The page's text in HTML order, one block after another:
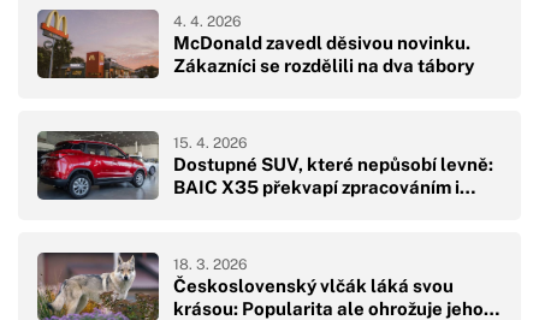
McDonald zavedl děsivou novinku.
Zákazníci se rozdělili na dva tábory
4. 4. 2026
Dostupné SUV, které nepůsobí levně:
BAIC X35 překvapí zpracováním i…
15. 4. 2026
Československý vlčák láká svou
krásou: Popularita ale ohrožuje jeho…
18. 3. 2026